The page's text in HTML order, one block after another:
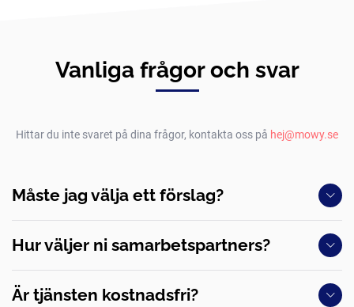
Vanliga frågor och svar
Hittar du inte svaret på dina frågor, kontakta oss på hej@mowy.se
Måste jag välja ett förslag?
Hur väljer ni samarbetspartners?
Är tjänsten kostnadsfri?